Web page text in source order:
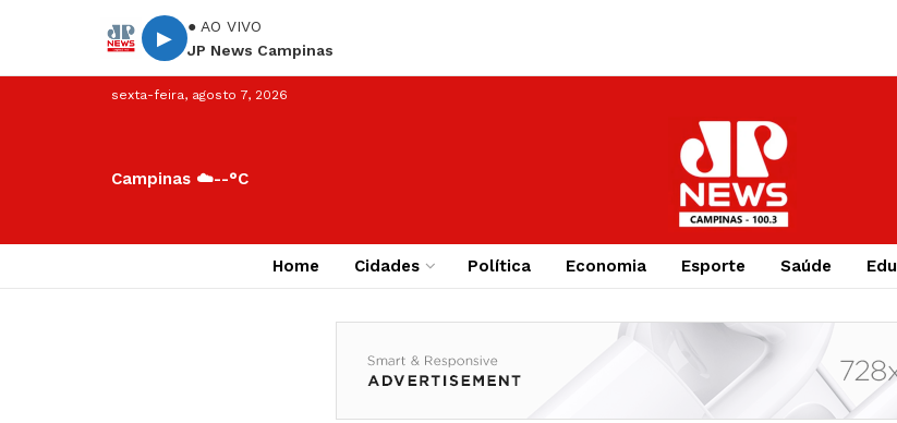
▶
● AO VIVO
JP News Campinas
sexta-feira, agosto 7, 2026
Campinas ☁️--°C
Home Cidades Política Economia Esporte Saúde